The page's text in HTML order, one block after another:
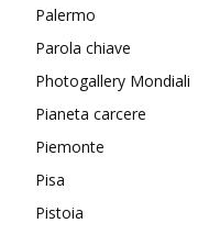
Palermo
Parola chiave
Photogallery Mondiali
Pianeta carcere
Piemonte
Pisa
Pistoia